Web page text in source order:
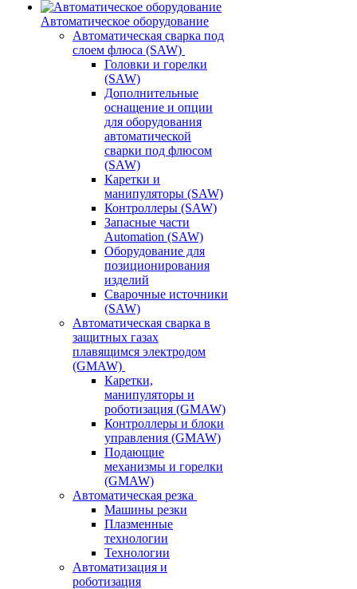
Автоматическое оборудование
Автоматическая сварка под
слоем флюса (SAW)
Головки и горелки
(SAW)
Дополнительные
оснащение и опции
для оборудования
автоматической
сварки под флюсом
(SAW)
Каретки и
манипуляторы (SAW)
Контроллеры (SAW)
Запасные части
Automation (SAW)
Оборудование для
позиционирования
изделий
Сварочные источники
(SAW)
Автоматическая сварка в
защитных газах
плавящимся электродом
(GMAW)
Каретки,
манипуляторы и
роботизация (GMAW)
Контроллеры и блоки
управления (GMAW)
Подающие
механизмы и горелки
(GMAW)
Автоматическая резка
Машины резки
Плазменные
технологии
Технологии
Автоматизация и
роботизация